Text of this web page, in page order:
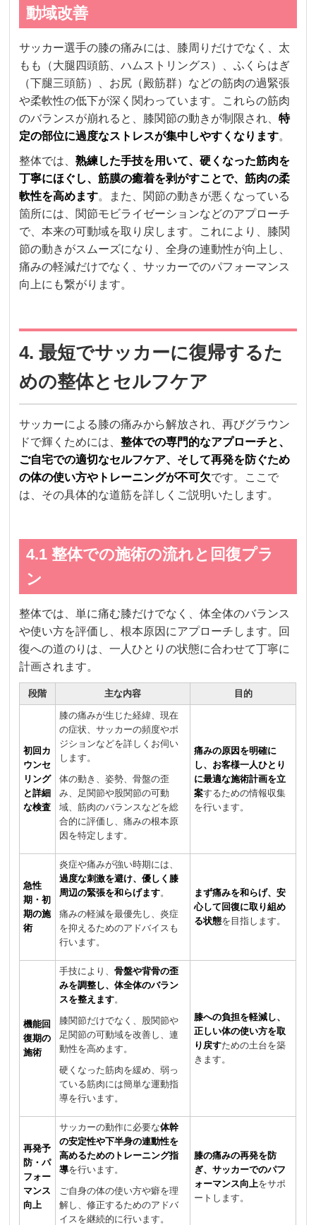
動域改善
サッカー選手の膝の痛みには、膝周りだけでなく、太
もも（大腿四頭筋、ハムストリングス）、ふくらはぎ
（下腿三頭筋）、お尻（殿筋群）などの筋肉の過緊張
や柔軟性の低下が深く関わっています。これらの筋肉
のバランスが崩れると、膝関節の動きが制限され、特
定の部位に過度なストレスが集中しやすくなります。
整体では、熟練した手技を用いて、硬くなった筋肉を
丁寧にほぐし、筋膜の癒着を剥がすことで、筋肉の柔
軟性を高めます。また、関節の動きが悪くなっている
箇所には、関節モビライゼーションなどのアプローチ
で、本来の可動域を取り戻します。これにより、膝関
節の動きがスムーズになり、全身の連動性が向上し、
痛みの軽減だけでなく、サッカーでのパフォーマンス
向上にも繋がります。
4. 最短でサッカーに復帰するた
めの整体とセルフケア
サッカーによる膝の痛みから解放され、再びグラウン
ドで輝くためには、整体での専門的なアプローチと、
ご自宅での適切なセルフケア、そして再発を防ぐため
の体の使い方やトレーニングが不可欠です。ここで
は、その具体的な道筋を詳しくご説明いたします。
4.1 整体での施術の流れと回復プラ
ン
整体では、単に痛む膝だけでなく、体全体のバランス
や使い方を評価し、根本原因にアプローチします。回
復への道のりは、一人ひとりの状態に合わせて丁寧に
計画されます。
段階 主な内容 目的
初回カ
ウンセ
リング
と詳細
な検査
膝の痛みが生じた経緯、現在
の症状、サッカーの頻度やポ
ジションなどを詳しくお伺い
します。
体の動き、姿勢、骨盤の歪
み、足関節や股関節の可動
域、筋肉のバランスなどを総
合的に評価し、痛みの根本原
因を特定します。
痛みの原因を明確に
し、お客様一人ひとり
に最適な施術計画を立
案するための情報収集
を行います。
急性
期・初
期の施
術
炎症や痛みが強い時期には、
過度な刺激を避け、優しく膝
周辺の緊張を和らげます。
痛みの軽減を最優先し、炎症
を抑えるためのアドバイスも
行います。
まず痛みを和らげ、安
心して回復に取り組め
る状態を目指します。
機能回
復期の
施術
手技により、骨盤や背骨の歪
みを調整し、体全体のバラン
スを整えます。
膝関節だけでなく、股関節や
足関節の可動域を改善し、連
動性を高めます。
硬くなった筋肉を緩め、弱っ
ている筋肉には簡単な運動指
導を行います。
膝への負担を軽減し、
正しい体の使い方を取
り戻すための土台を築
きます。
再発予
防・パ
フォー
マンス
向上
サッカーの動作に必要な体幹
の安定性や下半身の連動性を
高めるためのトレーニング指
導を行います。
ご自身の体の使い方や癖を理
解し、修正するためのアドバ
イスを継続的に行います。
膝の痛みの再発を防
ぎ、サッカーでのパフ
ォーマンス向上をサポ
ートします。